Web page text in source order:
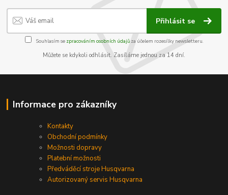
Přihlásit se
Souhlasím se zpracováním osobních údajůza účelem rozesílky newsletteru.
Můžete se kdykoli odhlásit. Zasíláme jednou za 14 dní.
Informace pro zákazníky
Kontakty
Obchodní podmínky
Možnosti dopravy
Platební možnosti
Předváděcí stroje Husqvarna
Autorizovaný servis Husqvarna